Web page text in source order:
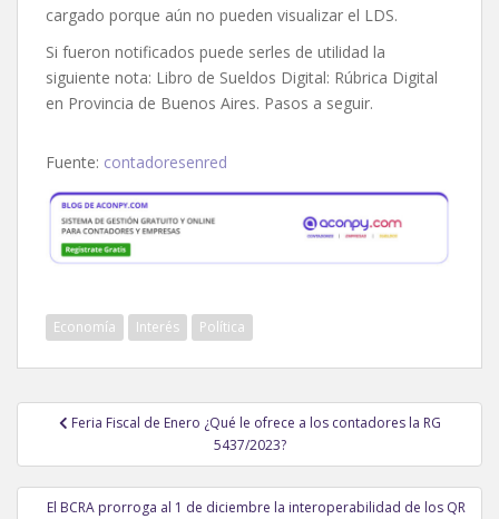
cargado porque aún no pueden visualizar el LDS.
Si fueron notificados puede serles de utilidad la
siguiente nota: Libro de Sueldos Digital: Rúbrica Digital
en Provincia de Buenos Aires. Pasos a seguir.
Fuente: contadoresenred
Economía Interés Política
Navegación
entradas
Feria Fiscal de Enero ¿Qué le ofrece a los contadores la RG
5437/2023?
El BCRA prorroga al 1 de diciembre la interoperabilidad de los QR